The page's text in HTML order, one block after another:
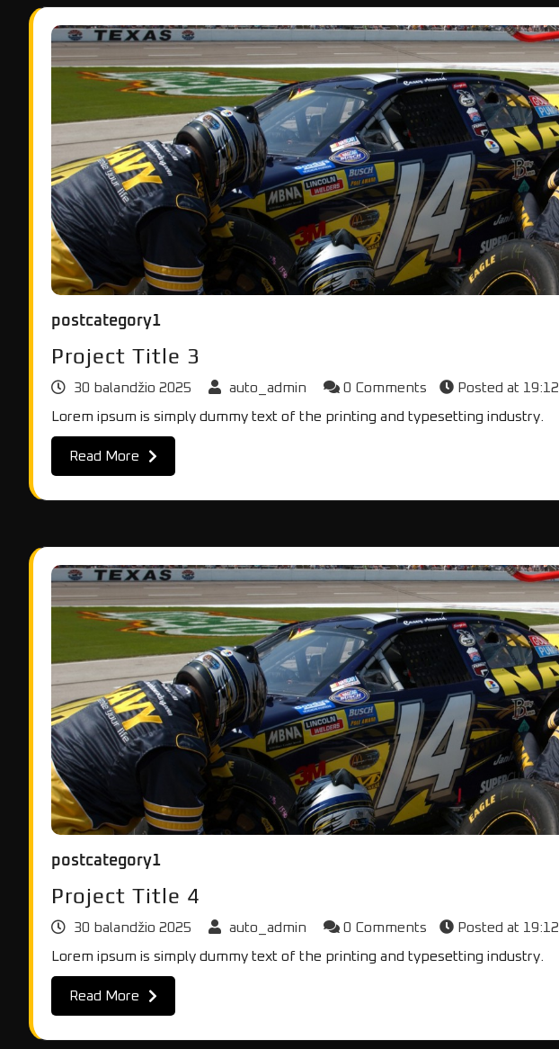
postcategory1
Project Title 3
30 balandžio 2025 auto_admin 0 Comments Posted at 19:12
Lorem ipsum is simply dummy text of the printing and typesetting industry.
Read More
postcategory1
Project Title 4
30 balandžio 2025 auto_admin 0 Comments Posted at 19:12
Lorem ipsum is simply dummy text of the printing and typesetting industry.
Read More